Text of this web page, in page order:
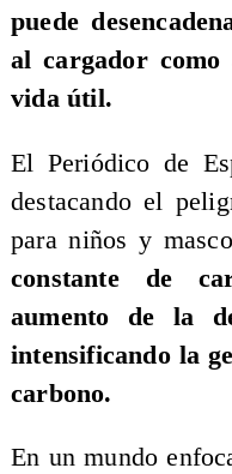
puede
al cargador como
vida útil.
El Periódico de
destacando el
para niños y
constante de
aumento de la
intensificando la
carbono.
En un mundo